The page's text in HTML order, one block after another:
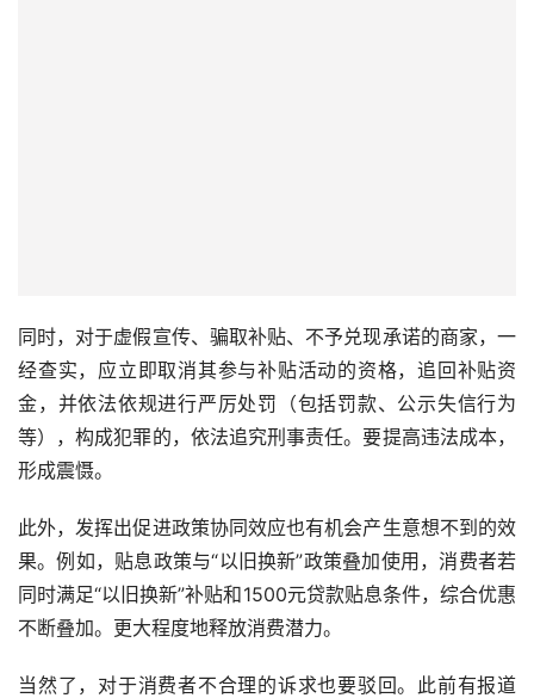
同时，对于虚假宣传、骗取补贴、不予兑现承诺的商家，一
经查实，应立即取消其参与补贴活动的资格，追回补贴资
金，并依法依规进行严厉处罚（包括罚款、公示失信行为
等），构成犯罪的，依法追究刑事责任。要提高违法成本，
形成震慑。
此外，发挥出促进政策协同效应也有机会产生意想不到的效
果。例如，贴息政策与“以旧换新”政策叠加使用，消费者若
同时满足“以旧换新”补贴和1500元贷款贴息条件，综合优惠
不断叠加。更大程度地释放消费潜力。
当然了，对于消费者不合理的诉求也要驳回。此前有报道